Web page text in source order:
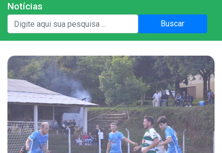
Institucional
A Prefeitura
Gabinete do Vice-prefeito
História do Município
Símbolos Oficiais
Estrutura Organizacional
Notícias
Buscar